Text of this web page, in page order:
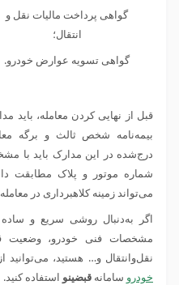
گواهی پرداخت مالیات نقل و
انتقال؛
گواهی تسویه عوارض خودرو.
قبل از نهایی کردن معامله، باید
بیمه‌نامه شخص ثالث و برگه
درج‌شده در این مدارک باید با
شماره موتور و پلاک مطابقت
می‌تواند زمینه کلاهبرداری در
اگر به‌دنبال روشی سریع و
مشخصات فنی خودرو، وضعیت
نقل‌وانتقال و… هستید،
خودرو سامانه قبضینو استفاده کنید.